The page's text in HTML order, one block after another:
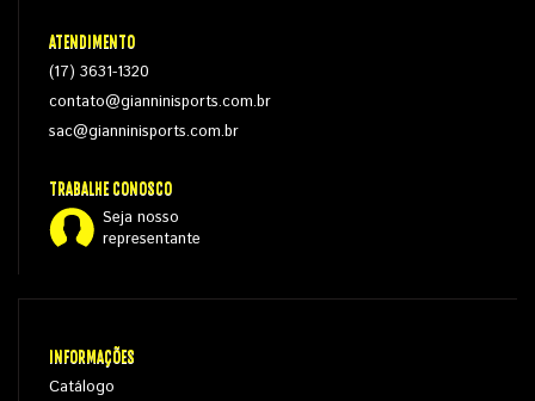
ATENDIMENTO
(17) 3631-1320
contato@gianninisports.com.br
sac@gianninisports.com.br
TRABALHE CONOSCO
Seja nosso
representante
INFORMAÇÕES
Catálogo